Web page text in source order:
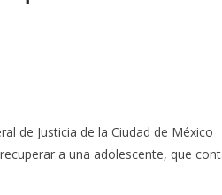
de Justicia de la Ciudad de México
a una adolescente, que